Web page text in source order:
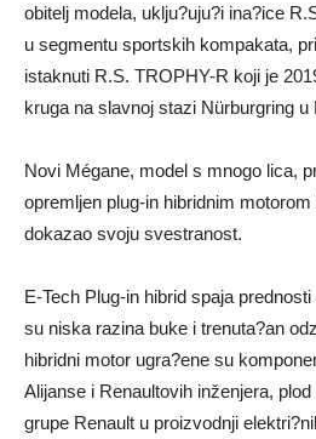
obitelj modela, uklju?uju?i ina?ice
u segmentu sportskih kompakata,
istaknuti R.S. TROPHY-R koji je
kruga na slavnoj stazi Nürburgring u
Novi Mégane, model s mnogo lica,
opremljen plug-in hibridnim
dokazao svoju svestranost.
E-Tech Plug-in hibrid spaja
su niska razina buke i trenuta?an
hibridni motor ugra?ene su
Alijanse i Renaultovih inženjera,
grupe Renault u proizvodnji